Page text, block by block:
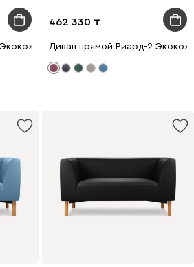
Зеленый
462 330
Диван прямой Риард-2